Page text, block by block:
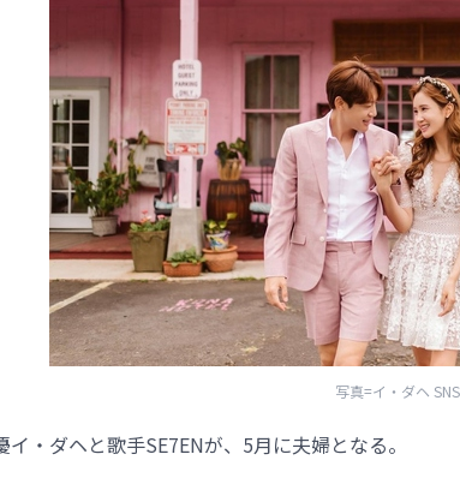
写真=イ・ダヘ SNS
イ・ダヘと歌手SE7ENが、5月に夫婦となる。